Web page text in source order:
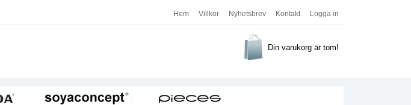
Hem Villkor Nyhetsbrev Kontakt Logga in
Din varukorg är tom!